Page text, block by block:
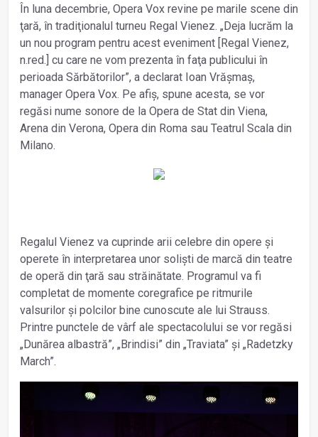
În luna decembrie, Opera Vox revine pe marile scene din
ţară, în tradiţionalul turneu Regal Vienez. „Deja lucrăm la
un nou program pentru acest eveniment [Regal Vienez,
n.red.] cu care ne vom prezenta în faţa publicului în
perioada Sărbătorilor”, a declarat Ioan Vrăşmaş,
manager Opera Vox. Pe afiş, spune acesta, se vor
regăsi nume sonore de la Opera de Stat din Viena,
Arena din Verona, Opera din Roma sau Teatrul Scala din
Milano.
Regalul Vienez va cuprinde arii celebre din opere şi
operete în interpretarea unor soliști de marcă din teatre
de operă din ţară sau străinătate. Programul va fi
completat de momente coregrafice pe ritmurile
valsurilor și polcilor bine cunoscute ale lui Strauss.
Printre punctele de vârf ale spectacolului se vor regăsi
„Dunărea albastră”, „Brindisi” din „Traviata” și „Radetzky
March”.